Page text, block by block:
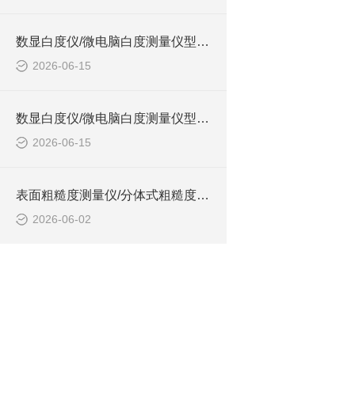
数显白度仪/微电脑白度测量仪型号:WZX/ZXWBD-2的技术参数
2026-06-15
数显白度仪/微电脑白度测量仪型号:WZX/ZXWBD-2A的简单介绍
2026-06-15
表面粗糙度测量仪/分体式粗糙度仪 型号:WZX/NDT161的简单介绍
2026-06-02